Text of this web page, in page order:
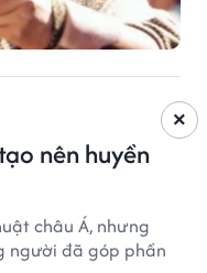
nên huyền
châu Á, nhưng
người đã góp phần
×